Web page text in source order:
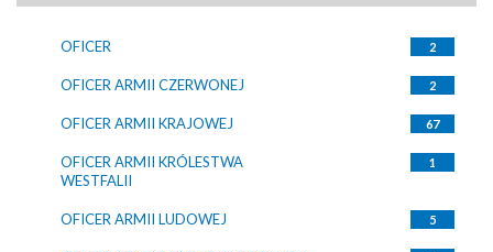
OFICER 2
OFICER ARMII CZERWONEJ 2
OFICER ARMII KRAJOWEJ 67
OFICER ARMII KRÓLESTWA
WESTFALII
1
OFICER ARMII LUDOWEJ 5